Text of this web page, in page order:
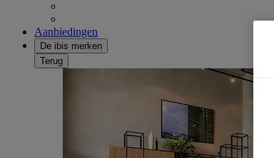
Aanbiedingen
De ibis merken
Terug